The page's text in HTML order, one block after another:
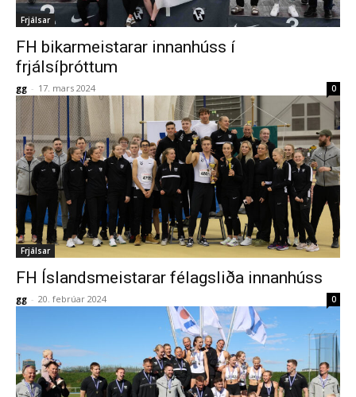
Frjálsar
FH bikarmeistarar innanhúss í
frjálsíþróttum
gg - 17. mars 2024 0
Frjálsar
FH Íslandsmeistarar félagsliða innanhúss
gg - 20. febrúar 2024 0